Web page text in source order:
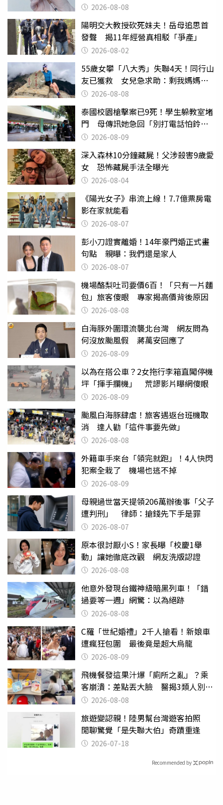
2026-08-08
陽明交大教授砍死妹夫！岳母追思首
發聲 揭11年經營真相駁「爭產」
2026-08-02
55歲女攀「八大秀」失聯4天！同行山
友已獲救 女兒急求助：剩我媽媽還
沒找到
2026-08-08
泰國校園槍擊案已9死！學生躲教室堵
門 母傳訊她急回「別打電話怕鈴
響」2026-08-09
深入森林10分鐘藏屍！父涉殺害9歲愛
女 恐怖藏屍手法全曝光
2026-08-04
《陽光女子》串流上線！7.7億票房電
影在家就能看
2026-08-07
彭小刀證實離婚！14年豪門婚正式畫
句點 親曝：我們還是家人
2026-08-07
機場酪梨吐司要價6百！「只有一片麵
包」旅客傻眼 專家揭高價背後原因
2026-08-08
白海豚外圍環流襲北台灣 網友問為
何沒放颱風假 蔣萬安回應了
2026-08-09
以為在搭公車？2女拖行李箱直闖停機
坪「揮手攔機」 荒謬影片曝網傻眼
2026-08-09
颱風白海豚肆虐！旅客遇返台班機取
消 達人勸「這件事要先做」
2026-08-08
外籍車手來台「領完就跑」！4人快閃
犯案全栽了 機場也逃不掉
2026-08-09
母親過世當天提領206萬辦後事「父子
遭判刑」 律師：搶錢先下手是罪
2026-08-07
原本很討厭小S！家長曝「校慶1舉
動」讓她徹底改觀 網友洗版認證
2026-08-08
他意外發現台鐵神級暗黑列車！「錯
過要等一週」網驚：以為絕跡
2026-08-08
C羅「世紀婚禮」2千人搶看！新娘車
遭瘋狂包圍 最後竟是超大烏龍
2026-08-09
飛機餐發這果汁爆「廁所之亂」？乘
客崩潰：差點丟大臉 醫揭3類人別亂
喝 2026-08-08
旅遊變認親！陸男幫台灣遊客拍照
閒聊驚覺「是失聯大伯」奇蹟重逢
2026-07-18
Recommended by